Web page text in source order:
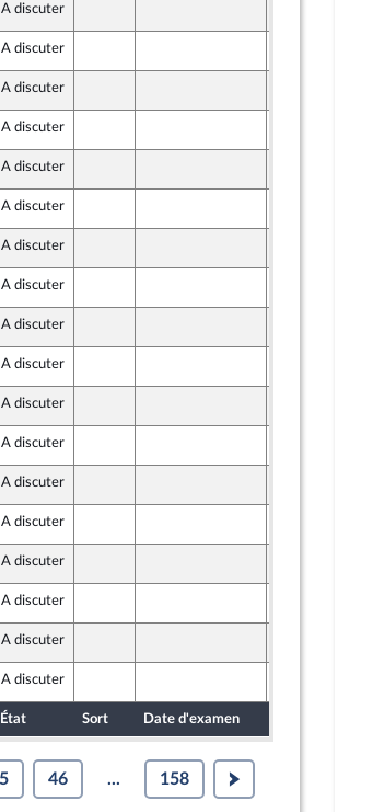
A discuter
Front Populaire
A discuter
A discuter
Front Populaire
A discuter
A discuter
Front Populaire
A discuter
A discuter
Front Populaire
A discuter
A discuter
Front Populaire
A discuter
A discuter
Front Populaire
A discuter
A discuter
Front Populaire
A discuter
A discuter
Front Populaire
A discuter
A discuter
Front Populaire
A discuter
État Sort Date d'examen
46 ... 158